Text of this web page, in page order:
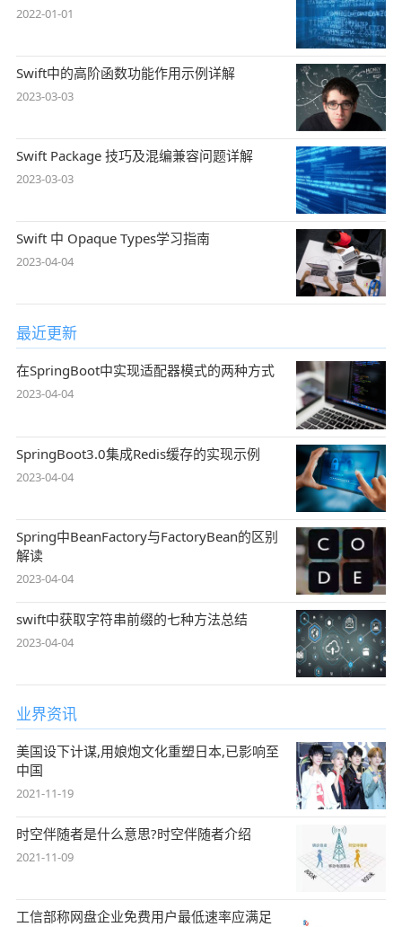
2022-01-01
Swift中的高阶函数功能作用示例详解
2023-03-03
Swift Package 技巧及混编兼容问题详解
2023-03-03
Swift 中 Opaque Types学习指南
2023-04-04
最近更新
在SpringBoot中实现适配器模式的两种方式
2023-04-04
SpringBoot3.0集成Redis缓存的实现示例
2023-04-04
Spring中BeanFactory与FactoryBean的区别
解读
2023-04-04
swift中获取字符串前缀的七种方法总结
2023-04-04
业界资讯
美国设下计谋,用娘炮文化重塑日本,已影响至
中国
2021-11-19
时空伴随者是什么意思?时空伴随者介绍
2021-11-09
工信部称网盘企业免费用户最低速率应满足